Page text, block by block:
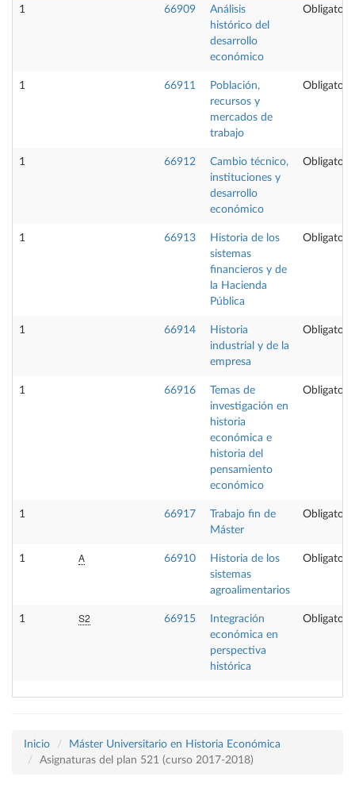
1 66909
Análisis
histórico del
desarrollo
económico
Obligatoria
1 66911
Población,
recursos y
mercados de
trabajo
Obligatoria
1 66912
Cambio técnico,
instituciones y
desarrollo
económico
Obligatoria
1 66913
Historia de los
sistemas
financieros y de
la Hacienda
Pública
Obligatoria
1 66914
Historia
industrial y de la
empresa
Obligatoria
1 66916
Temas de
investigación en
historia
económica e
historia del
pensamiento
económico
Obligatoria
1 66917
Trabajo fin de
Máster
Obligatoria
1 A 66910
Historia de los
sistemas
agroalimentarios
Obligatoria
1 S2 66915
Integración
económica en
perspectiva
histórica
Obligatoria
Inicio
Máster Universitario en Historia Económica
Asignaturas del plan 521 (curso 2017-2018)